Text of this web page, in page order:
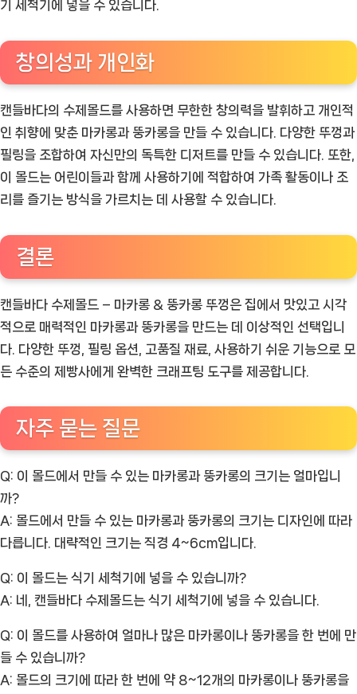
기 세척기에 넣을 수 있습니다.
창의성과 개인화
캔들바다의 수제몰드를 사용하면 무한한 창의력을 발휘하고 개인적
인 취향에 맞춘 마카롱과 뚱카롱을 만들 수 있습니다. 다양한 뚜껑과
필링을 조합하여 자신만의 독특한 디저트를 만들 수 있습니다. 또한,
이 몰드는 어린이들과 함께 사용하기에 적합하여 가족 활동이나 조
리를 즐기는 방식을 가르치는 데 사용할 수 있습니다.
결론
캔들바다 수제몰드 – 마카롱 & 뚱카롱 뚜껑은 집에서 맛있고 시각
적으로 매력적인 마카롱과 뚱카롱을 만드는 데 이상적인 선택입니
다. 다양한 뚜껑, 필링 옵션, 고품질 재료, 사용하기 쉬운 기능으로 모
든 수준의 제빵사에게 완벽한 크래프팅 도구를 제공합니다.
자주 묻는 질문
Q: 이 몰드에서 만들 수 있는 마카롱과 뚱카롱의 크기는 얼마입니
까?
A: 몰드에서 만들 수 있는 마카롱과 뚱카롱의 크기는 디자인에 따라
다릅니다. 대략적인 크기는 직경 4~6cm입니다.
Q: 이 몰드는 식기 세척기에 넣을 수 있습니까?
A: 네, 캔들바다 수제몰드는 식기 세척기에 넣을 수 있습니다.
Q: 이 몰드를 사용하여 얼마나 많은 마카롱이나 뚱카롱을 한 번에 만
들 수 있습니까?
A: 몰드의 크기에 따라 한 번에 약 8~12개의 마카롱이나 뚱카롱을